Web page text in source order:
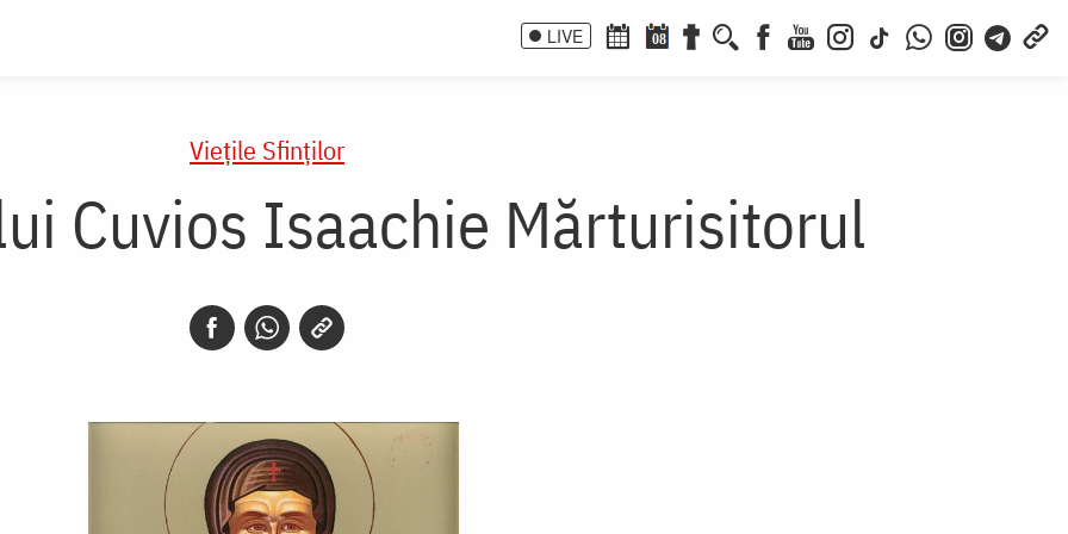
LIVE 08
Vieţile Sfinţilor
Cuvios Isaachie Mărturisitorul